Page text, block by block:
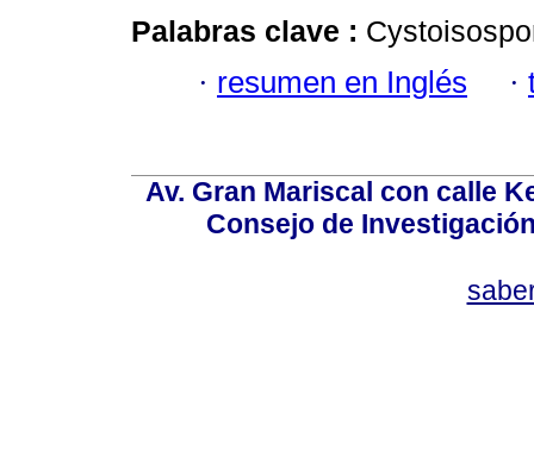
Palabras clave :
· resumen en Inglés ·
Av. Gran Mariscal con calle
Consejo de